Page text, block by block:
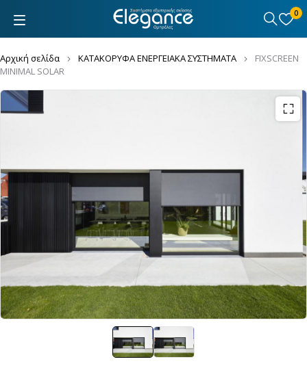
0
Αρχική σελίδα ΚΑΤΑΚΟΡΥΦΑ ΕΝΕΡΓΕΙΑΚΑ ΣΥΣΤΗΜΑΤΑ
FIXSCREEN
MINIMAL SOLAR